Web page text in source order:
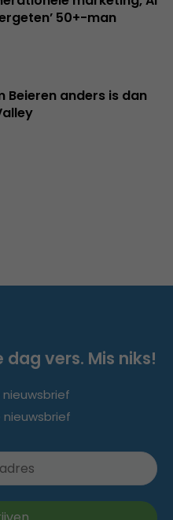
50+-man
Beieren anders is dan
vers. Mis niks!
nieuwsbrief
nieuwsbrief